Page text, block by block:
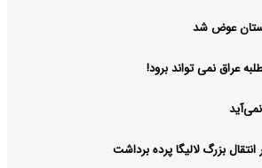
عوض شد
عراق نمی تواند برود!
انتقال بزرگ لالیگا پرده برداشت